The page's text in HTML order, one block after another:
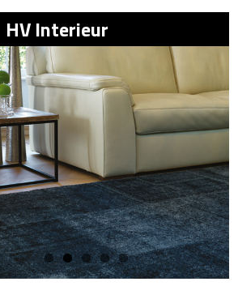
HV Interieur